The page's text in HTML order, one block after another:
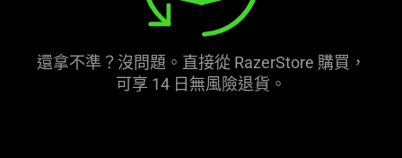
還拿不準？沒問題。直接從 RazerStore 購買，
可享 14 日無風險退貨。